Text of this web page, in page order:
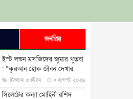
জনপ্রিয়
ইস্ট লন্ডন মসজিদের জুমার খুতবা
: “কুরআন হোক জীবন দেখার
লেন্স...ইসলাম ও জীবন ৭ আগস্ট, ২০২৬
সিলেটের কন্যা মোহিনী রশিদ